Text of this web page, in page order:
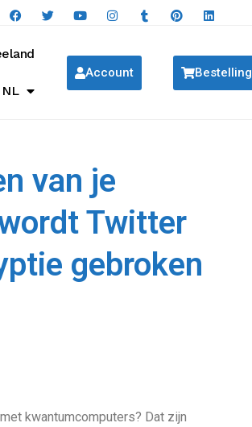
NL
Account Bestelling
van je
Twitter
gebroken
kwantumcomputers? Dat zijn